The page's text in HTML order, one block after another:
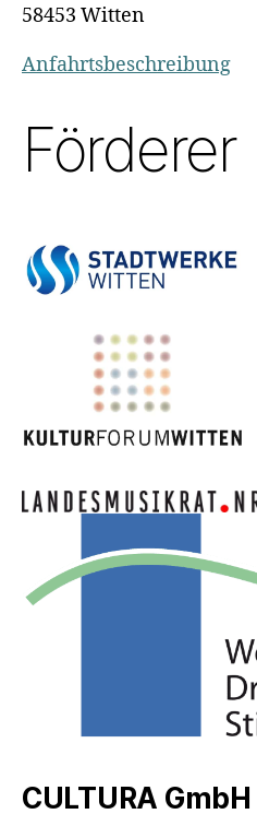
58453 Witten
Anfahrtsbeschreibung
Förderer
CULTURA GmbH